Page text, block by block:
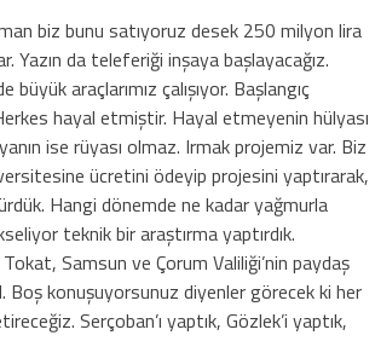
biz bunu satıyoruz desek 250 milyon lira
Yazın da teleferiği inşaya başlayacağız.
araçlarımız çalışıyor. Başlangıç
hayal etmiştir. Hayal etmeyenin hülyası
ise rüyası olmaz. Irmak projemiz var. Biz
ücretini ödeyip projesini yaptırarak,
Hangi dönemde ne kadar yağmurla
teknik bir araştırma yaptırdık.
Samsun ve Çorum Valiliği’nin paydaş
Boş konuşuyorsunuz diyenler görecek ki her
Serçoban’ı yaptık, Gözlek’i yaptık,